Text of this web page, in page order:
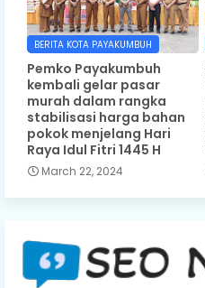
BERITA KOTA PAYAKUMBUH
Pemko Payakumbuh
kembali gelar pasar
murah dalam rangka
stabilisasi harga bahan
pokok menjelang Hari
Raya Idul Fitri 1445 H
March 22, 2024